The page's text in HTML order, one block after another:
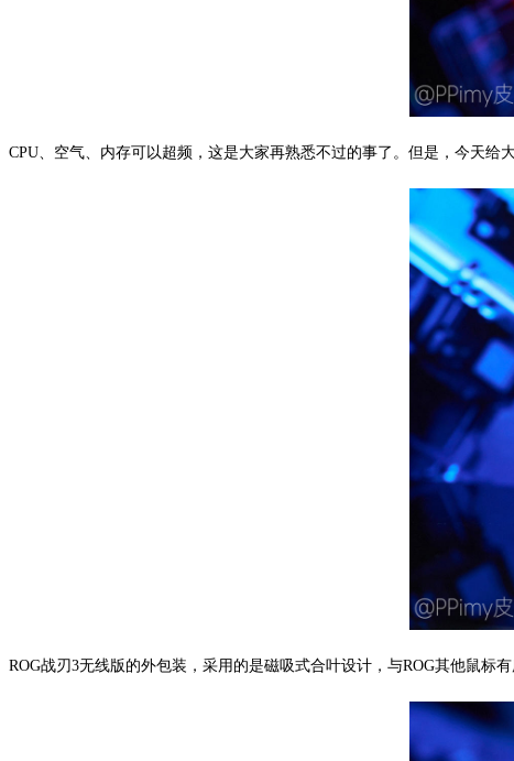
CPU、空气、内存可以超频，这是大家再熟悉不过的事了。但是，今天给
ROG战刃3无线版的外包装，采用的是磁吸式合叶设计，与ROG其他鼠标有